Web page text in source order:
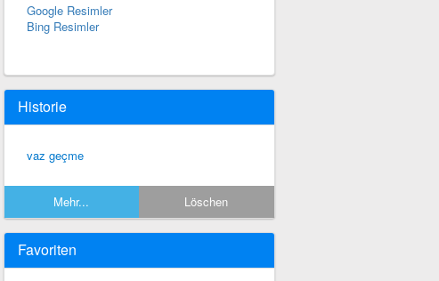
Google Resimler
Bing Resimler
Historie
vaz geçme
Mehr... Löschen
Favoriten